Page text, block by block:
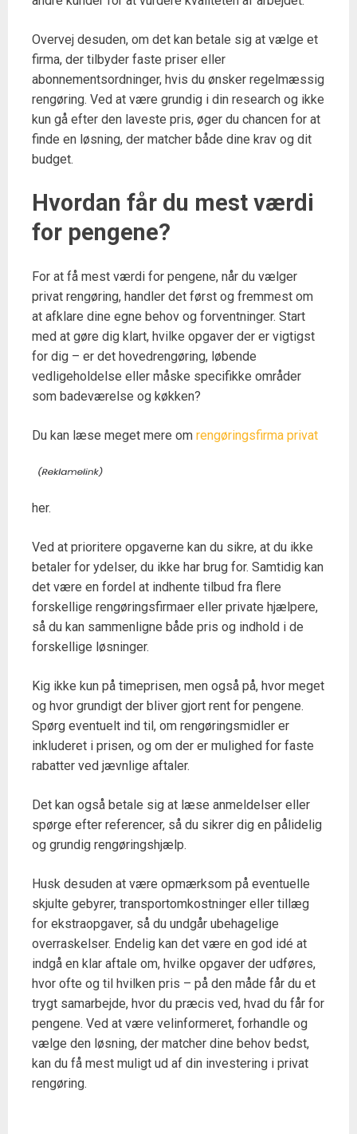
Overvej desuden, om det kan betale sig at vælge et
firma, der tilbyder faste priser eller
abonnementsordninger, hvis du ønsker regelmæssig
rengøring. Ved at være grundig i din research og ikke
kun gå efter den laveste pris, øger du chancen for at
finde en løsning, der matcher både dine krav og dit
budget.
Hvordan får du mest værdi
for pengene?
For at få mest værdi for pengene, når du vælger
privat rengøring, handler det først og fremmest om
at afklare dine egne behov og forventninger. Start
med at gøre dig klart, hvilke opgaver der er vigtigst
for dig – er det hovedrengøring, løbende
vedligeholdelse eller måske specifikke områder
som badeværelse og køkken?
Du kan læse meget mere om rengøringsfirma privat
her.
Ved at prioritere opgaverne kan du sikre, at du ikke
betaler for ydelser, du ikke har brug for. Samtidig kan
det være en fordel at indhente tilbud fra flere
forskellige rengøringsfirmaer eller private hjælpere,
så du kan sammenligne både pris og indhold i de
forskellige løsninger.
Kig ikke kun på timeprisen, men også på, hvor meget
og hvor grundigt der bliver gjort rent for pengene.
Spørg eventuelt ind til, om rengøringsmidler er
inkluderet i prisen, og om der er mulighed for faste
rabatter ved jævnlige aftaler.
Det kan også betale sig at læse anmeldelser eller
spørge efter referencer, så du sikrer dig en pålidelig
og grundig rengøringshjælp.
Husk desuden at være opmærksom på eventuelle
skjulte gebyrer, transportomkostninger eller tillæg
for ekstraopgaver, så du undgår ubehagelige
overraskelser. Endelig kan det være en god idé at
indgå en klar aftale om, hvilke opgaver der udføres,
hvor ofte og til hvilken pris – på den måde får du et
trygt samarbejde, hvor du præcis ved, hvad du får for
pengene. Ved at være velinformeret, forhandle og
vælge den løsning, der matcher dine behov bedst,
kan du få mest muligt ud af din investering i privat
rengøring.